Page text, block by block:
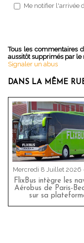
Me notifier l'arrivée
Tous les commentaires
aussitôt supprimés par le
Signaler un abus
DANS LA MÊME
Mercredi 8 Juillet 2026
FlixBus intègre les
Aérobus de Paris-
sur sa